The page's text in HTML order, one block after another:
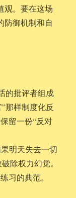
观。要在这场
防御机制和自
的批评者组成
那样制度化反
留一份“反对
明天失去一切
除权力幻觉。
习的典范。